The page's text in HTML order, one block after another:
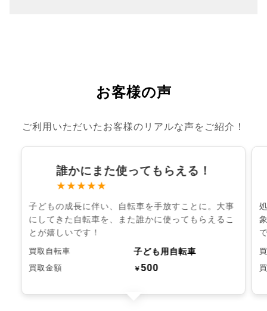
お客様の声
ご利用いただいたお客様のリアルな声をご紹介！
誰かにまた使ってもらえる！
★★★★★
子どもの成長に伴い、自転車を手放すことに。大事
にしてきた自転車を、また誰かに使ってもらえるこ
とが嬉しいです！
買取自転車 子ども用自転車
買取金額 ￥500